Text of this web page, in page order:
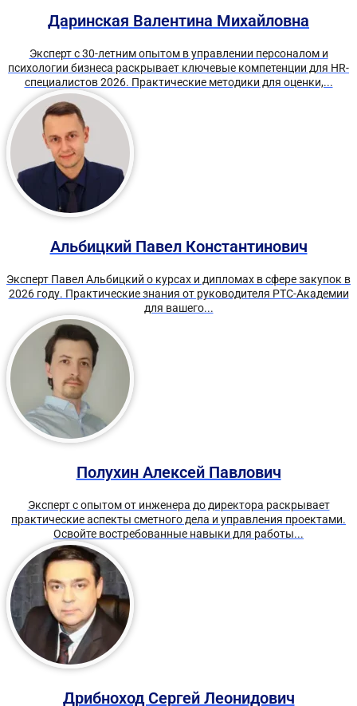
Даринская Валентина Михайловна
Эксперт с 30-летним опытом в управлении персоналом и
психологии бизнеса раскрывает ключевые компетенции для HR-
специалистов 2026. Практические методики для оценки,...
Альбицкий Павел Константинович
Эксперт Павел Альбицкий о курсах и дипломах в сфере закупок в
2026 году. Практические знания от руководителя РТС-Академии
для вашего...
Полухин Алексей Павлович
Эксперт с опытом от инженера до директора раскрывает
практические аспекты сметного дела и управления проектами.
Освойте востребованные навыки для работы...
Дрибноход Сергей Леонидович